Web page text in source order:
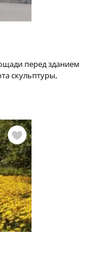
перед зданием
скульптуры,